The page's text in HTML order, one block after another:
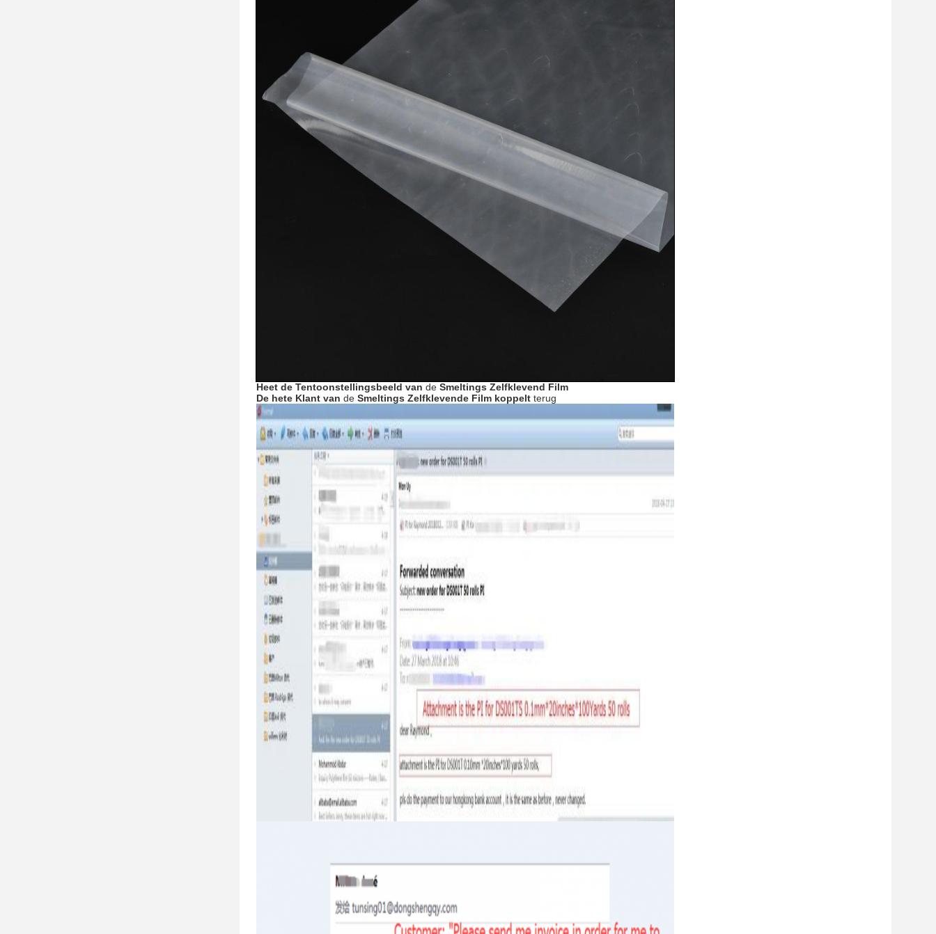
Heet de Tentoonstellingsbeeld van de Smeltings Zelfklevend Film
De hete Klant van de Smeltings Zelfklevende Film koppelt terug